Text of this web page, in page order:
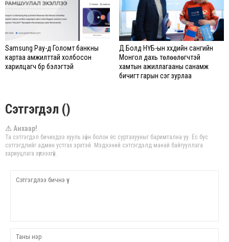
Samsung Pay-д Голомт банкны
картаа амжилттай холбосон
харилцагч бүр бэлэгтэй
Д.Болд НҮБ-ын хүүхдийн сангийн
Монгол дахь төлөөлөгчтэй
хамтын ажиллагааны санамж
бичигт гарын үсэг зурлаа
Сэтгэгдэл ()
⚠ Анхаар!
Та сэтгэгдэл бичихдээ хууль зүйн болон ёс суртахууныг баримтална уу. Ёс бус
сэтгэгдлийг админ устгах эрхтэй. Мэдээний сэтгэгдэлд манай байгууллага
хариуцлага хүлээхгүй.